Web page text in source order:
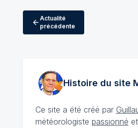
Actualité
précédente
Histoire du site
Ce site a été créé par
météorologiste passionné